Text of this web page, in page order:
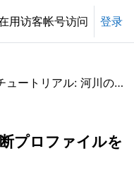
用访客帐号访问 登录
チュートリアル: 河川の縦断プロファイルを作成する
プロファイルを